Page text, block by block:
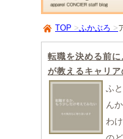
TOP ふかぶろ
転職を決める前
が教えるキャリ
ふ
ん
わ